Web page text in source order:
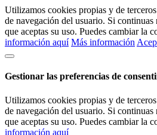
Utilizamos cookies propias y de
de navegación del usuario. Si continuas
que aceptas su uso. Puedes cambiar la
información aquí Más información
Gestionar las preferencias de
Utilizamos cookies propias y de
de navegación del usuario. Si continuas
que aceptas su uso. Puedes cambiar la
información aquí